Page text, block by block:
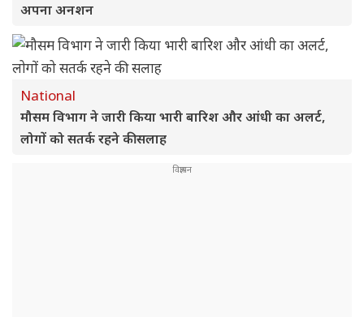
अपना अनशन
National
मौसम विभाग ने जारी किया भारी बारिश और आंधी का अलर्ट,
लोगों को सतर्क रहने की सलाह